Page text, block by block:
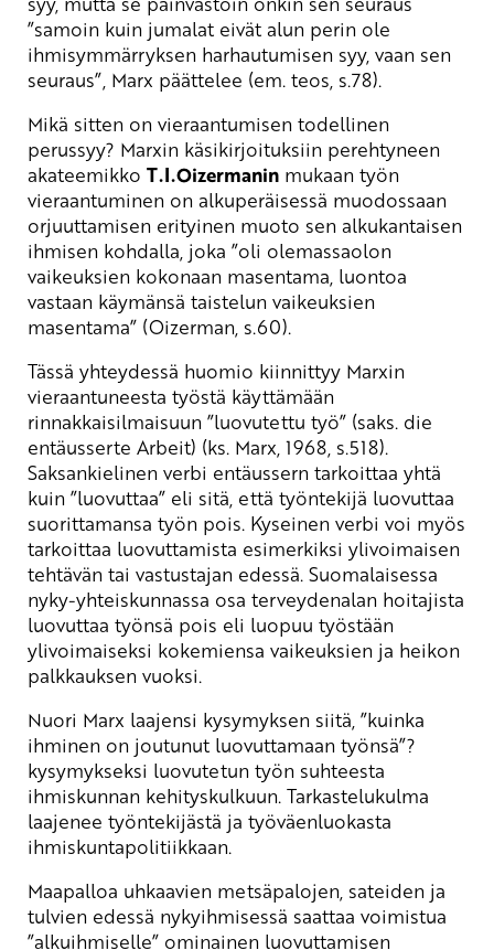
”samoin kuin jumalat eivät alun perin ole
ihmisymmärryksen harhautumisen syy, vaan sen
seuraus”, Marx päättelee (em. teos, s.78).
Mikä sitten on vieraantumisen todellinen
perussyy? Marxin käsikirjoituksiin perehtyneen
akateemikko T.I.Oizermanin mukaan työn
vieraantuminen on alkuperäisessä muodossaan
orjuuttamisen erityinen muoto sen alkukantaisen
ihmisen kohdalla, joka ”oli olemassaolon
vaikeuksien kokonaan masentama, luontoa
vastaan käymänsä taistelun vaikeuksien
masentama” (Oizerman, s.60).
Tässä yhteydessä huomio kiinnittyy Marxin
vieraantuneesta työstä käyttämään
rinnakkaisilmaisuun ”luovutettu työ” (saks. die
entäusserte Arbeit) (ks. Marx, 1968, s.518).
Saksankielinen verbi entäussern tarkoittaa yhtä
kuin ”luovuttaa” eli sitä, että työntekijä luovuttaa
suorittamansa työn pois. Kyseinen verbi voi myös
tarkoittaa luovuttamista esimerkiksi ylivoimaisen
tehtävän tai vastustajan edessä. Suomalaisessa
nyky-yhteiskunnassa osa terveydenalan hoitajista
luovuttaa työnsä pois eli luopuu työstään
ylivoimaiseksi kokemiensa vaikeuksien ja heikon
palkkauksen vuoksi.
Nuori Marx laajensi kysymyksen siitä, ”kuinka
ihminen on joutunut luovuttamaan työnsä”?
kysymykseksi luovutetun työn suhteesta
ihmiskunnan kehityskulkuun. Tarkastelukulma
laajenee työntekijästä ja työväenluokasta
ihmiskuntapolitiikkaan.
Maapalloa uhkaavien metsäpalojen, sateiden ja
tulvien edessä nykyihmisessä saattaa voimistua
”alkuihmiselle” ominainen luovuttamisen